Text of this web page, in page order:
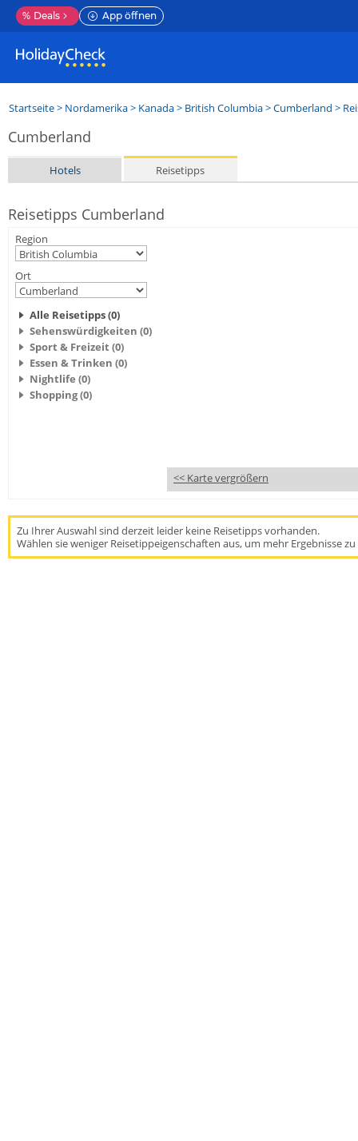
% Deals App öffnen
Startseite> Nordamerika> Kanada> British Columbia>Cumberland >
Cumberland
Hotels Reisetipps
Reisetipps Cumberland
Region
Ort
Alle Reisetipps (0)
Sehenswürdigkeiten (0)
Sport & Freizeit (0)
Essen & Trinken (0)
Nightlife (0)
Shopping (0)
<< Karte vergrößern
Zu Ihrer Auswahl sind derzeit leider keine Reisetipps vorhanden.
Wählen sie weniger Reisetippeigenschaften aus, um mehr Ergebnisse